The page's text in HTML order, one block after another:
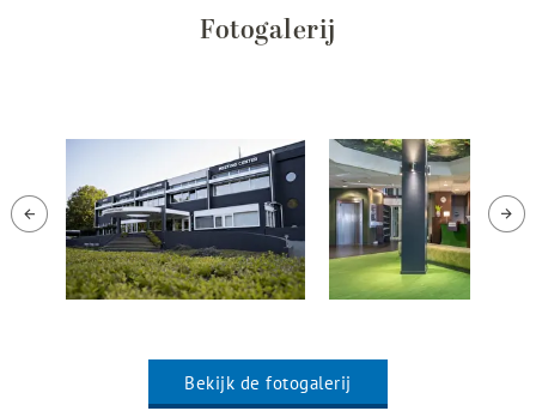
Fotogalerij
Bekijk de fotogalerij